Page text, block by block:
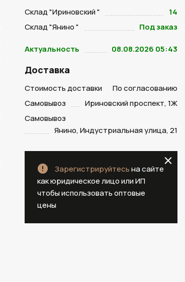
Склад "Ириновский "
14
Склад "Янино "
Под заказ
Актуальность 08.08.2026 05:43
Доставка
Стоимость доставки
По согласованию
Самовывоз
Ириновский проспект, 1Ж
Самовывоз
Янино, Индустриальная улица, 21
Зарегистрируйтесьна сайте
как юридическое лицо или ИП
чтобы использовать оптовые
цены